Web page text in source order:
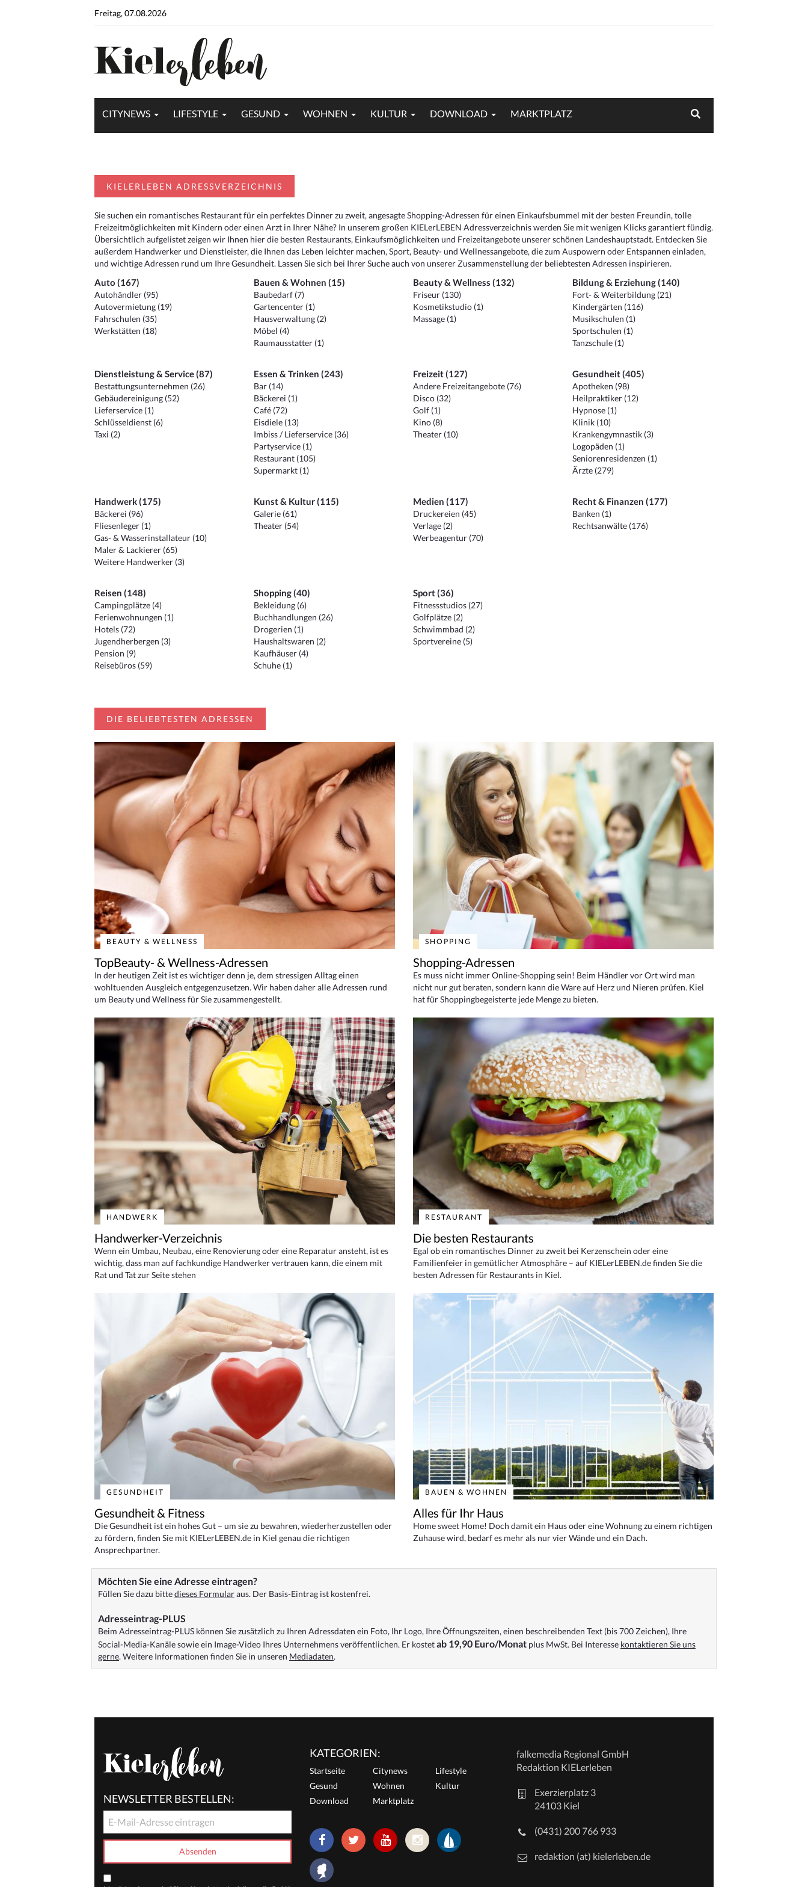
Freitag, 07.08.2026
CITYNEWS LIFESTYLE GESUND WOHNEN KULTUR DOWNLOAD MARKTPLATZ
KIELERLEBEN ADRESSVERZEICHNIS
Sie suchen ein romantisches Restaurant für ein perfektes Dinner zu zweit, angesagte Shopping-Adressen für einen Einkaufsbummel mit der besten Freundin, tolle
Freizeitmöglichkeiten mit Kindern oder einen Arzt in Ihrer Nähe? In unserem großen KIELerLEBEN Adressverzeichnis werden Sie mit wenigen Klicks garantiert fündig.
Übersichtlich aufgelistet zeigen wir Ihnen hier die besten Restaurants, Einkaufsmöglichkeiten und Freizeitangebote unserer schönen Landeshauptstadt. Entdecken Sie
außerdem Handwerker und Dienstleister, die Ihnen das Leben leichter machen, Sport, Beauty- und Wellnessangebote, die zum Auspowern oder Entspannen einladen,
und wichtige Adressen rund um Ihre Gesundheit. Lassen Sie sich bei Ihrer Suche auch von unserer Zusammenstellung der beliebtesten Adressen inspirieren.
Auto (167)
Autohändler (95)
Autovermietung (19)
Fahrschulen (35)
Werkstätten (18)
Bauen & Wohnen (15)
Baubedarf (7)
Gartencenter (1)
Hausverwaltung (2)
Möbel (4)
Raumausstatter (1)
Beauty & Wellness (132)
Friseur (130)
Kosmetikstudio (1)
Massage (1)
Bildung & Erziehung (140)
Fort- & Weiterbildung (21)
Kindergärten (116)
Musikschulen (1)
Sportschulen (1)
Tanzschule (1)
Dienstleistung & Service (87)
Bestattungsunternehmen (26)
Gebäudereinigung (52)
Lieferservice (1)
Schlüsseldienst (6)
Taxi (2)
Essen & Trinken (243)
Bar (14)
Bäckerei (1)
Café (72)
Eisdiele (13)
Imbiss / Lieferservice (36)
Partyservice (1)
Restaurant (105)
Supermarkt (1)
Freizeit (127)
Andere Freizeitangebote (76)
Disco (32)
Golf (1)
Kino (8)
Theater (10)
Gesundheit (405)
Apotheken (98)
Heilpraktiker (12)
Hypnose (1)
Klinik (10)
Krankengymnastik (3)
Logopäden (1)
Seniorenresidenzen (1)
Ärzte (279)
Handwerk (175)
Bäckerei (96)
Fliesenleger (1)
Gas- & Wasserinstallateur (10)
Maler & Lackierer (65)
Weitere Handwerker (3)
Kunst & Kultur (115)
Galerie (61)
Theater (54)
Medien (117)
Druckereien (45)
Verlage (2)
Werbeagentur (70)
Recht & Finanzen (177)
Banken (1)
Rechtsanwälte (176)
Reisen (148)
Campingplätze (4)
Ferienwohnungen (1)
Hotels (72)
Jugendherbergen (3)
Pension (9)
Reisebüros (59)
Shopping (40)
Bekleidung (6)
Buchhandlungen (26)
Drogerien (1)
Haushaltswaren (2)
Kaufhäuser (4)
Schuhe (1)
Sport (36)
Fitnessstudios (27)
Golfplätze (2)
Schwimmbad (2)
Sportvereine (5)
DIE BELIEBTESTEN ADRESSEN
BEAUTY & WELLNESS
TopBeauty- & Wellness-Adressen
In der heutigen Zeit ist es wichtiger denn je, dem stressigen Alltag einen
wohltuenden Ausgleich entgegenzusetzen. Wir haben daher alle Adressen rund
um Beauty und Wellness für Sie zusammengestellt.
SHOPPING
Shopping-Adressen
Es muss nicht immer Online-Shopping sein! Beim Händler vor Ort wird man
nicht nur gut beraten, sondern kann die Ware auf Herz und Nieren prüfen. Kiel
hat für Shoppingbegeisterte jede Menge zu bieten.
HANDWERK
Handwerker-Verzeichnis
Wenn ein Umbau, Neubau, eine Renovierung oder eine Reparatur ansteht, ist es
wichtig, dass man auf fachkundige Handwerker vertrauen kann, die einem mit
Rat und Tat zur Seite stehen
RESTAURANT
Die besten Restaurants
Egal ob ein romantisches Dinner zu zweit bei Kerzenschein oder eine
Familienfeier in gemütlicher Atmosphäre – auf KIELerLEBEN.de finden Sie die
besten Adressen für Restaurants in Kiel.
GESUNDHEIT
Gesundheit & Fitness
Die Gesundheit ist ein hohes Gut – um sie zu bewahren, wiederherzustellen oder
zu fördern, finden Sie mit KIELerLEBEN.de in Kiel genau die richtigen
Ansprechpartner.
BAUEN & WOHNEN
Alles für Ihr Haus
Home sweet Home! Doch damit ein Haus oder eine Wohnung zu einem richtigen
Zuhause wird, bedarf es mehr als nur vier Wände und ein Dach.
Möchten Sie eine Adresse eintragen?
Füllen Sie dazu bittedieses Formularaus. Der Basis-Eintrag ist kostenfrei.
Adresseintrag-PLUS
Beim Adresseintrag-PLUS können Sie zusätzlich zu Ihren Adressdaten ein Foto, Ihr Logo, Ihre Öffnungszeiten, einen beschreibenden Text (bis 700 Zeichen), Ihre
Social-Media-Kanäle sowie ein Image-Video Ihres Unternehmens veröffentlichen. Er kostetab 19,90 Euro/Monat plus MwSt. Bei Interesse kontaktieren Sie uns
gerne. Weitere Informationen finden Sie in unseren Mediadaten.
NEWSLETTER BESTELLEN:
KATEGORIEN:
Startseite Citynews
Lifestyle
Gesund
Wohnen
Kultur
Download
Marktplatz
falkemedia Regional GmbH
Redaktion KIELerleben
Exerzierplatz 3
24103 Kiel
(0431) 200 766 933
redaktion (at) kielerleben.de